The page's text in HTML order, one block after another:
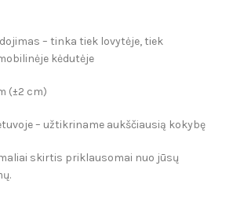
– tinka tiek lovytėje, tiek
kėdutėje
(±2 cm)
– užtikriname aukščiausią kokybę
skirtis priklausomai nuo jūsų